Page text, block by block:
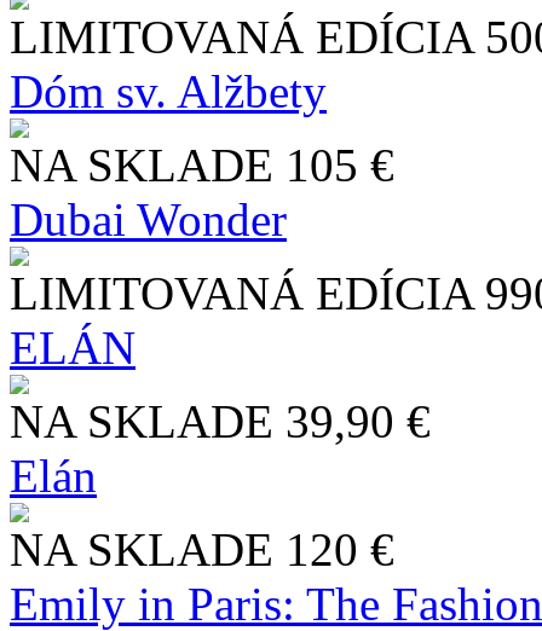
LIMITOVANÁ EDÍCIA
Dóm sv. Alžbety
NA SKLADE 105 €
Dubai Wonder
LIMITOVANÁ EDÍCIA
ELÁN
NA SKLADE 39,90 €
Elán
NA SKLADE 120 €
Emily in Paris: The